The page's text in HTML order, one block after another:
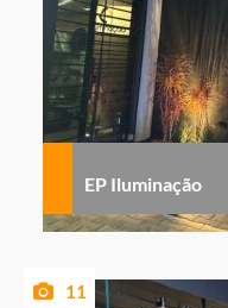
EP Iluminação
11